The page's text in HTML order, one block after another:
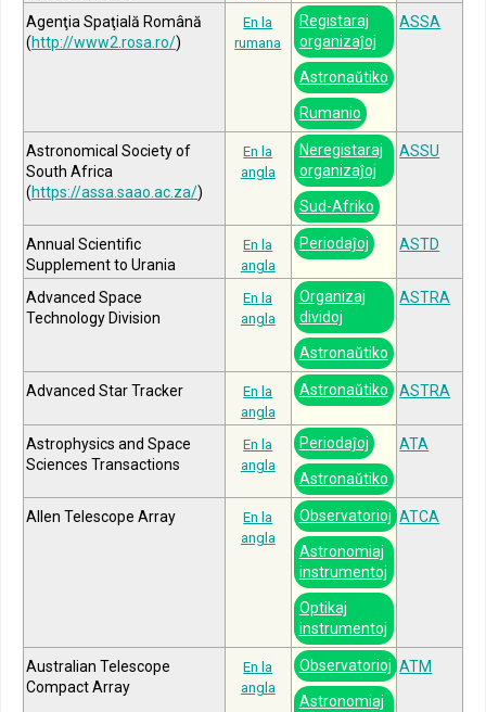
Agenţia Spaţială Română
(http://www2.rosa.ro/)
En la
rumana
Registaraj
organizaĵoj
Astronaŭtiko
Rumanio
ASSA
Astronomical Society of
South Africa
(https://assa.saao.ac.za/)
En la
angla
Neregistaraj
organizaĵoj
Sud-Afriko
ASSU
Annual Scientific
Supplement to Urania
En la
angla
Periodaĵoj ASTD
Advanced Space
Technology Division
En la
angla
Organizaj
dividoj
Astronaŭtiko
ASTRA
Advanced Star Tracker
En la
angla
Astronaŭtiko ASTRA
Astrophysics and Space
Sciences Transactions
En la
angla
Periodaĵoj
Astronaŭtiko
ATA
Allen Telescope Array
En la
angla
Observatorioj
Astronomiaj
instrumentoj
Optikaj
instrumentoj
ATCA
Australian Telescope
Compact Array
En la
angla
Observatorioj
Astronomiaj
ATM